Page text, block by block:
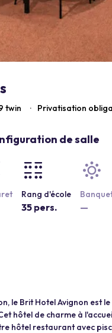
twin · Privatisation
de salle
Rang d'école
35 pers. —
le Brit Hotel Avignon est
hôtel de charme à
hôtel restaurant avec